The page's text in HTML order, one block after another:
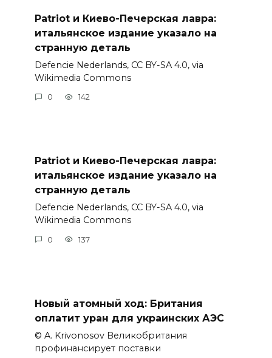
Patriot и Киево-Печерская лавра:
итальянское издание указало на
странную деталь
Defencie Nederlands, CC BY-SA 4.0, via
Wikimedia Commons
0 142
Patriot и Киево-Печерская лавра:
итальянское издание указало на
странную деталь
Defencie Nederlands, CC BY-SA 4.0, via
Wikimedia Commons
0 137
Новый атомный ход: Британия
оплатит уран для украинских АЭС
© A. Krivonosov Великобритания
профинансирует поставки